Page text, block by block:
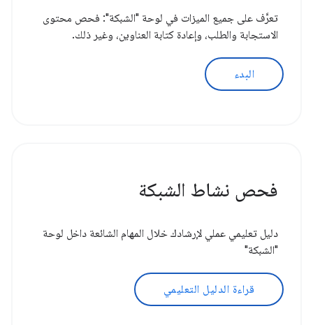
تعرَّف على جميع الميزات في لوحة "الشبكة": فحص محتوى
الاستجابة والطلب، وإعادة كتابة العناوين، وغير ذلك.
البدء
فحص نشاط الشبكة
دليل تعليمي عملي لإرشادك خلال المهام الشائعة داخل لوحة
"الشبكة"
قراءة الدليل التعليمي